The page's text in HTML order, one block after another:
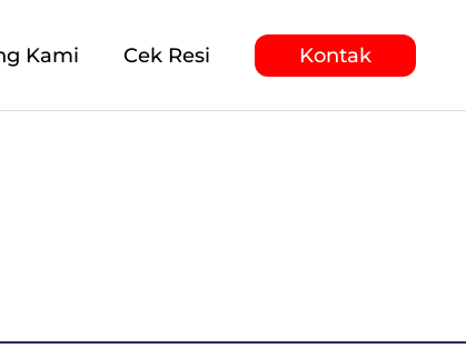
Kami Cek Resi Kontak